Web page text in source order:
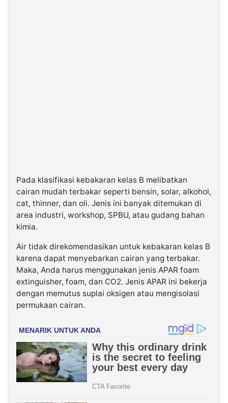
Pada klasifikasi kebakaran kelas B melibatkan
cairan mudah terbakar seperti bensin, solar, alkohol,
cat, thinner, dan oli. Jenis ini banyak ditemukan di
area industri, workshop, SPBU, atau gudang bahan
kimia.
Air tidak direkomendasikan untuk kebakaran kelas B
karena dapat menyebarkan cairan yang terbakar.
Maka, Anda harus menggunakan jenis APAR foam
extinguisher, foam, dan CO2. Jenis APAR ini bekerja
dengan memutus suplai oksigen atau mengisolasi
permukaan cairan.